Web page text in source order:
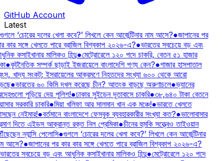
GitHub Account
Latest
‘চোরের দলের খেলা কবে?’ লিখলে কেন আর্জেন্টিনার নাম আসে?●জাপানের পর
কার সঙ্গে খেলতে পারে ব্রাজিল বিশ্বকাপ ২০২৬-এ?●ভারতের সবচেয়ে বড় এবং
কসাইখানার মালিকও হিন্দু●মেট্রোরেলে ১২০ পদে চাকরি, বেতন ৫১ হাজার
●কূটনৈতিক সম্পর্ক ছাড়াই ইজরায়েলে বাংলাদেশি পণ্য কেন?●গাজার হাসপাতাল
খাদ্য সংকট; ইসরায়েলের আক্রমণে নিহতদের সংখ্যা ৬০০ থেকে আরো
●ভারতের ৬০ কিমি দখল করেছে চীন? আতংক বাড়ছে অরুণাচলে●ভ্যানের
পুড়িয়ে দেয় পুলিশ!●ঢাকার সুইডেন দূতাবাসে চাকরি●৩৮,৬৪০ টাকা বেতনে
সরকারি চাকরি●মিয়া খলিফা আর সালমান খান এক মঞ্চে!●ভারতে খেলতে
নেইমার!●বর্তমানে বাংলাদেশে ফেসবুক ব্যবহারকারীর সংখ্যা কত?●ভালোবাসার
দিতে এইডস আক্রান্ত রক্ত নিল প্রেমিকা●চীনের হুমকি সত্ত্বেও তাইওয়ান
ন্যান্সি পেলোসি●গুগলে ‘চোরের দলের খেলা কবে?’ লিখলে কেন আর্জেন্টিনার
আসে?●জাপানের পর কার কার সঙ্গে খেলতে পারে ব্রাজিল বিশ্বকাপ ২০২৬-এ?
সবচেয়ে বড় এবং আধুনিক কসাইখানার মালিকও হিন্দু●মেট্রোরেলে ১২০ পদে